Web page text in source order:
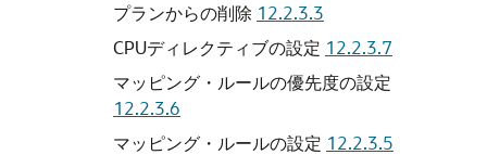
プランからの削除 12.2.3.3
CPUディレクティブの設定 12.2.3.7
マッピング・ルールの優先度の設定
12.2.3.6
マッピング・ルールの設定 12.2.3.5